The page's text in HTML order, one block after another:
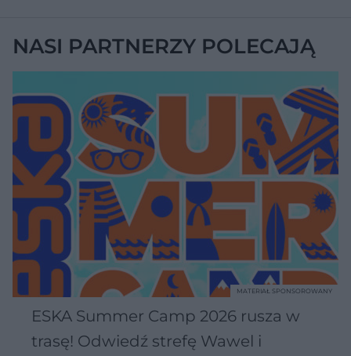
NASI PARTNERZY POLECAJĄ
ESKA Summer Camp 2026 rusza w
trasę! Odwiedź strefę Wawel i
MATERIAŁ SPONSOROWANY